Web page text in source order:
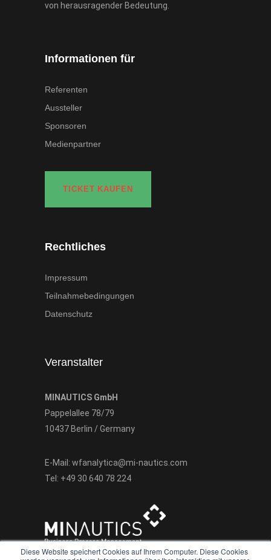
Diese Website speichert Cookies auf Ihrem Computer. Diese Cookies
von herausragender Bedeutung.
Informationen für
Referenten
Aussteller
Sponsoren
Medienpartner
TICKET KAUFEN
Rechtliches
Impressum
Teilnahmebedingungen
Datenschutz
Veranstalter
MINAUTICS GmbH
Pappelallee 78/79
10437 Berlin / Germany
E-Mail: wfanalytica@mi-nautics.com
Tel: +49 30 640 78 224